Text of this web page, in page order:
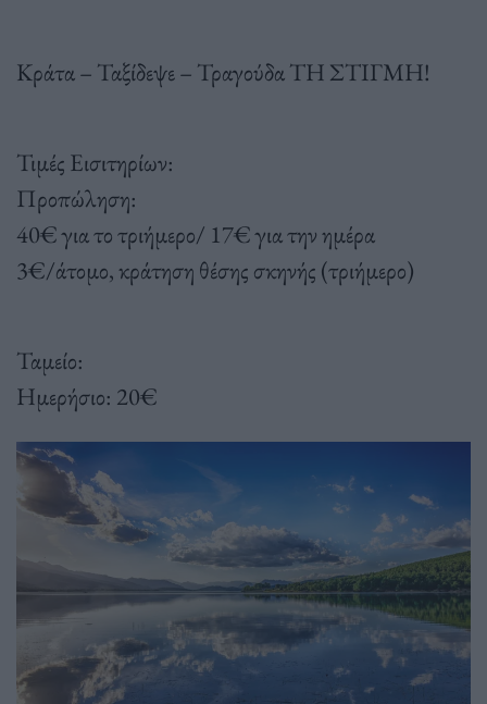
Κράτα – Ταξίδεψε – Τραγούδα ΤΗ ΣΤΙΓΜΗ!
Τιμές Εισιτηρίων:
Προπώληση:
40€ για το τριήμερο/ 17€ για την ημέρα
3€/άτομο, κράτηση θέσης σκηνής (τριήμερο)
Ταμείο:
Ημερήσιο: 20€